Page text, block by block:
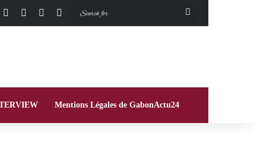
Facebook InstagramSwitch skin
Mentions Légales de GabonActu24